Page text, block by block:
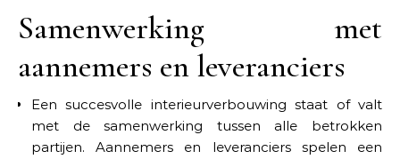
Samenwerking met
aannemers en leveranciers
Een succesvolle interieurverbouwing staat of valt
met de samenwerking tussen alle betrokken
partijen. Aannemers en leveranciers spelen een